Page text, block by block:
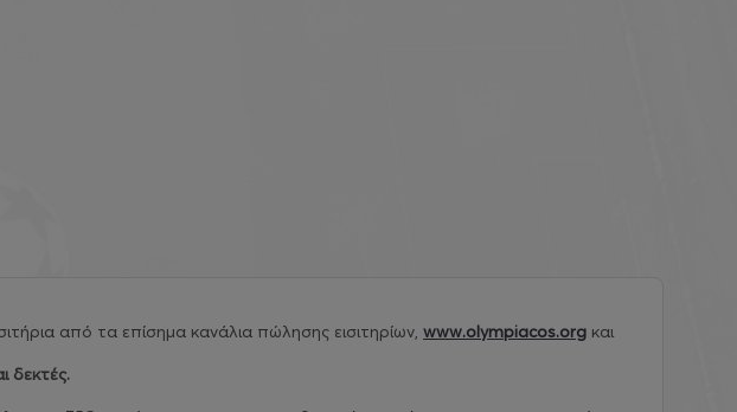
από τα επίσημα κανάλια πώλησης εισιτηρίων, www.olympiacos.org και
δεκτές.